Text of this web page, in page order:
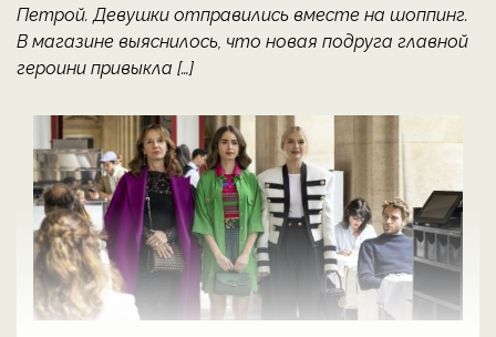
Петрой. Девушки отправились вместе на шоппинг.
В магазине выяснилось, что новая подруга главной
героини привыкла […]